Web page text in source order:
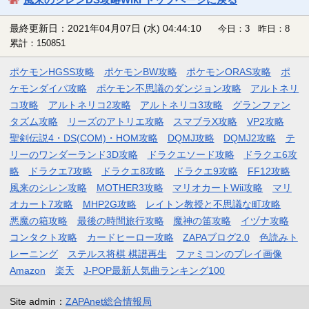
最終更新日：2021年04月07日 (水) 04:44:10
今日：3 昨日：8
累計：150851
ポケモンHGSS攻略 ポケモンBW攻略 ポケモンORAS攻略
ポ
ケモンダイパ攻略
ポケモン不思議のダンジョン攻略
アルトネリ
コ攻略
アルトネリコ2攻略 アルトネリコ3攻略
グランファン
タズム攻略
リーズのアトリエ攻略 スマブラX攻略
VP2攻略
聖剣伝説4・DS(COM)・HOM攻略
DQMJ攻略 DQMJ2攻略
テ
リーのワンダーランド3D攻略
ドラクエソード攻略
ドラクエ6攻
略
ドラクエ7攻略 ドラクエ8攻略 ドラクエ9攻略
FF12攻略
風来のシレン攻略
MOTHER3攻略 マリオカートWii攻略
マリ
オカート7攻略
MHP2G攻略
レイトン教授と不思議な町攻略
悪魔の箱攻略
最後の時間旅行攻略 魔神の笛攻略
イヅナ攻略
コンタクト攻略
カードヒーロー攻略 ZAPAブログ2.0
色読みト
レーニング
ステルス将棋 棋譜再生
ファミコンのプレイ画像
Amazon
楽天 J-POP最新人気曲ランキング100
Site admin： ZAPAnet総合情報局